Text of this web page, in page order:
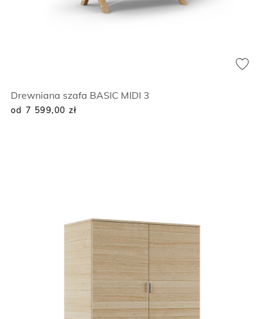
Drewniana szafa BASIC MIDI 3
od 7 599,00 zł